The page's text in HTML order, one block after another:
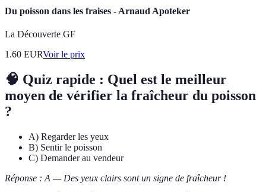
Du poisson dans les fraises - Arnaud Apoteker
La Découverte GF
1.60 EURVoir le prix
🧠 Quiz rapide : Quel est le meilleur
moyen de vérifier la fraîcheur du poisson
?
A) Regarder les yeux
B) Sentir le poisson
C) Demander au vendeur
Réponse : A — Des yeux clairs sont un signe de fraîcheur !